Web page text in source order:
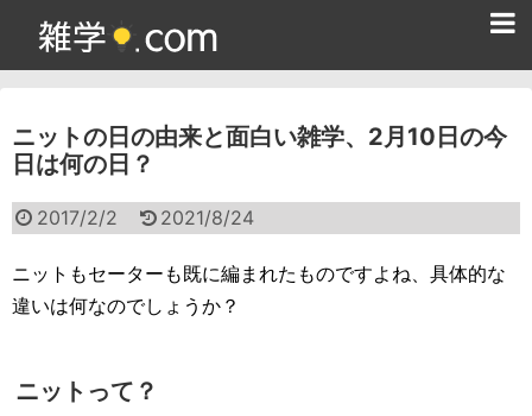
ニットの日の由来と面白い雑学、2月10日の今
日は何の日？
2017/2/2 2021/8/24
ニットもセーターも既に編まれたものですよね、具体的な
違いは何なのでしょうか？
ニットって？
雑学クイズ問題集
面白い雑学
ためになる雑学
食べ物雑学